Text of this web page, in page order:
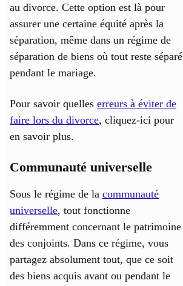
au divorce. Cette option est là pour
assurer une certaine équité après la
séparation, même dans un régime de
séparation de biens où tout reste séparé
pendant le mariage.
Pour savoir quelles erreurs à éviter de
faire lors du divorce, cliquez-ici pour
en savoir plus.
Communauté universelle
Sous le régime de la communauté
universelle, tout fonctionne
différemment concernant le patrimoine
des conjoints. Dans ce régime, vous
partagez absolument tout, que ce soit
des biens acquis avant ou pendant le